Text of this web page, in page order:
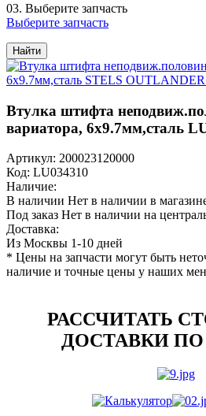
03. Выберите запчасть
Выберите запчасть
Найти
Втулка штифта
вариатора, 6х9.7мм,сталь
Артикул: 200023120000
Код: LU034310
Наличие:
В наличии Нет в наличии в
Под заказ Нет в наличии на
Доставка:
Из Москвы 1-10 дней
* Цены на запчасти могут быть
наличие и точные цены у наших
РАССЧИТАТЬ
ДОСТАВКИ